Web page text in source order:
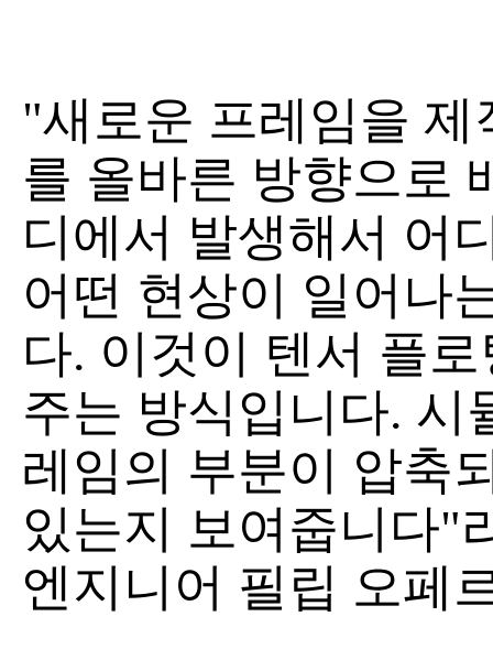
"새로운 프레임을
를 올바른 방향으로
디에서 발생해서 어
어떤 현상이 일어나
다. 이것이 텐서 플
주는 방식입니다. 시
레임의 부분이 압축
있는지 보여줍니다"
엔지니어 필립 오페